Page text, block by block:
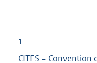
1
CITES =